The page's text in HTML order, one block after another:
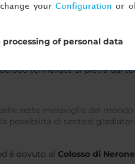
assistere ai grandi spettacoli
, con un'altezza che nel
tonnellate di pietra dai
sette meraviglie del
possibilità di sentirsi
è dovuto al Colosso di Nerone
your Configuration or
of personal data